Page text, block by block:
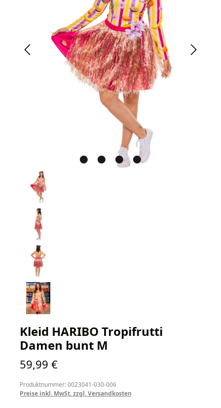
Kleid HARIBO Tropifrutti
Damen bunt M
Regulärer Preis:
59,99 €
Produktnummer: 0023041-030-006
Preise inkl. MwSt. zzgl. Versandkosten